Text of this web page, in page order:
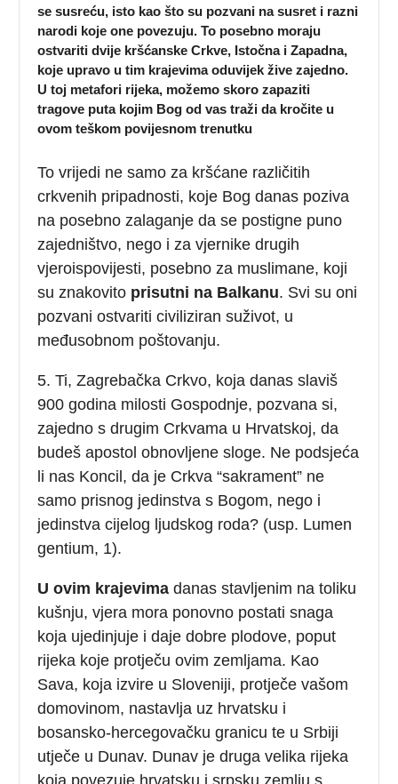
se susreću, isto kao što su pozvani na susret i razni
narodi koje one povezuju. To posebno moraju
ostvariti dvije kršćanske Crkve, Istočna i Zapadna,
koje upravo u tim krajevima oduvijek žive zajedno.
U toj metafori rijeka, možemo skoro zapaziti
tragove puta kojim Bog od vas traži da kročite u
ovom teškom povijesnom trenutku
To vrijedi ne samo za kršćane različitih
crkvenih pripadnosti, koje Bog danas poziva
na posebno zalaganje da se postigne puno
zajedništvo, nego i za vjernike drugih
vjeroispovijesti, posebno za muslimane, koji
su znakovito prisutni na Balkanu. Svi su oni
pozvani ostvariti civiliziran suživot, u
međusobnom poštovanju.
5. Ti, Zagrebačka Crkvo, koja danas slaviš
900 godina milosti Gospodnje, pozvana si,
zajedno s drugim Crkvama u Hrvatskoj, da
budeš apostol obnovljene sloge. Ne podsjeća
li nas Koncil, da je Crkva “sakrament” ne
samo prisnog jedinstva s Bogom, nego i
jedinstva cijelog ljudskog roda? (usp. Lumen
gentium, 1).
U ovim krajevima danas stavljenim na toliku
kušnju, vjera mora ponovno postati snaga
koja ujedinjuje i daje dobre plodove, poput
rijeka koje protječu ovim zemljama. Kao
Sava, koja izvire u Sloveniji, protječe vašom
domovinom, nastavlja uz hrvatsku i
bosansko-hercegovačku granicu te u Srbiji
utječe u Dunav. Dunav je druga velika rijeka
koja povezuje hrvatsku i srpsku zemlju s